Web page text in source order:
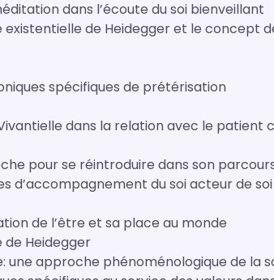
dans l’écoute du soi bienveillant
existentielle de Heidegger et le concept
spécifiques de prétérisation
dans la relation avec le patient
pour se réintroduire dans son
d’accompagnement du soi acteur de soi
de l’être et sa place au monde
de Heidegger
une approche phénoménologique de la